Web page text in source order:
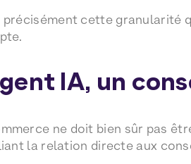
précisément cette granularité
IA, un
ne doit bien sûr pas
la relation directe aux